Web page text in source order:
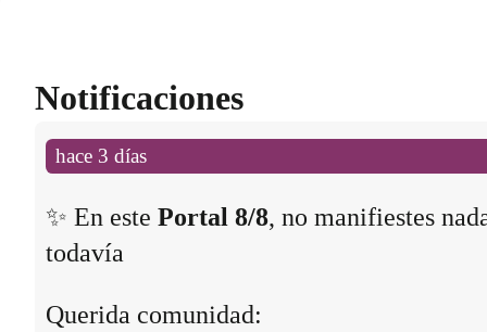
Notificaciones
hace 3 días
✨ En este Portal 8/8, no manifiestes
todavía
Querida comunidad: